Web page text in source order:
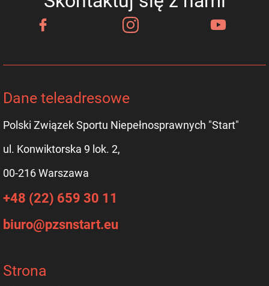
Dane teleadresowe
Polski Związek Sportu Niepełnosprawnych "Start"
ul. Konwiktorska 9 lok. 2,
00-216 Warszawa
+48 (22) 659 30 11
biuro@pzsnstart.eu
Strona